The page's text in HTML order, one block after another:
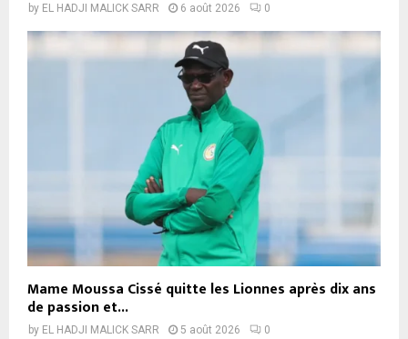
by EL HADJI MALICK SARR 6 août 2026 0
Mame Moussa Cissé quitte les Lionnes après dix ans
de passion et...
by EL HADJI MALICK SARR 5 août 2026 0